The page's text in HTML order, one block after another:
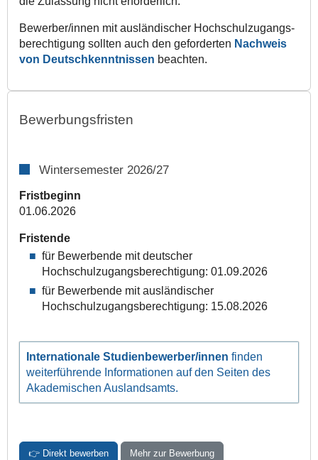
Bewerber/innen mit ausländischer Hochschul­­zugangs­­
berechtigung sollten auch den geforderten Nachweis
von Deutsch­kenntnissen beachten.
Bewerbungsfristen
Wintersemester 2026/27
Fristbeginn
01.06.2026
Fristende
für Bewerbende mit deutscher
Hochschulzugangsberechtigung: 01.09.2026
für Bewerbende mit ausländischer
Hochschulzugangsberechtigung: 15.08.2026
Internationale Studienbewerber/innenfinden
weiter­führende Informationen auf den Seiten des
Akademischen Auslandsamts.
👉 Direkt bewerben Mehr zur Bewerbung